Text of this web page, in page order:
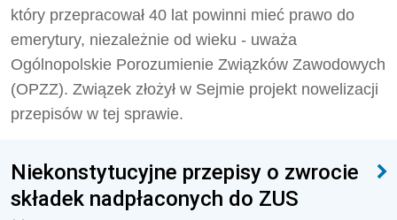
który przepracował 40 lat powinni mieć prawo do
emerytury, niezależnie od wieku - uważa
Ogólnopolskie Porozumienie Związków Zawodowych
(OPZZ). Związek złożył w Sejmie projekt nowelizacji
przepisów w tej sprawie.
Niekonstytucyjne przepisy o zwrocie
składek nadpłaconych do ZUS